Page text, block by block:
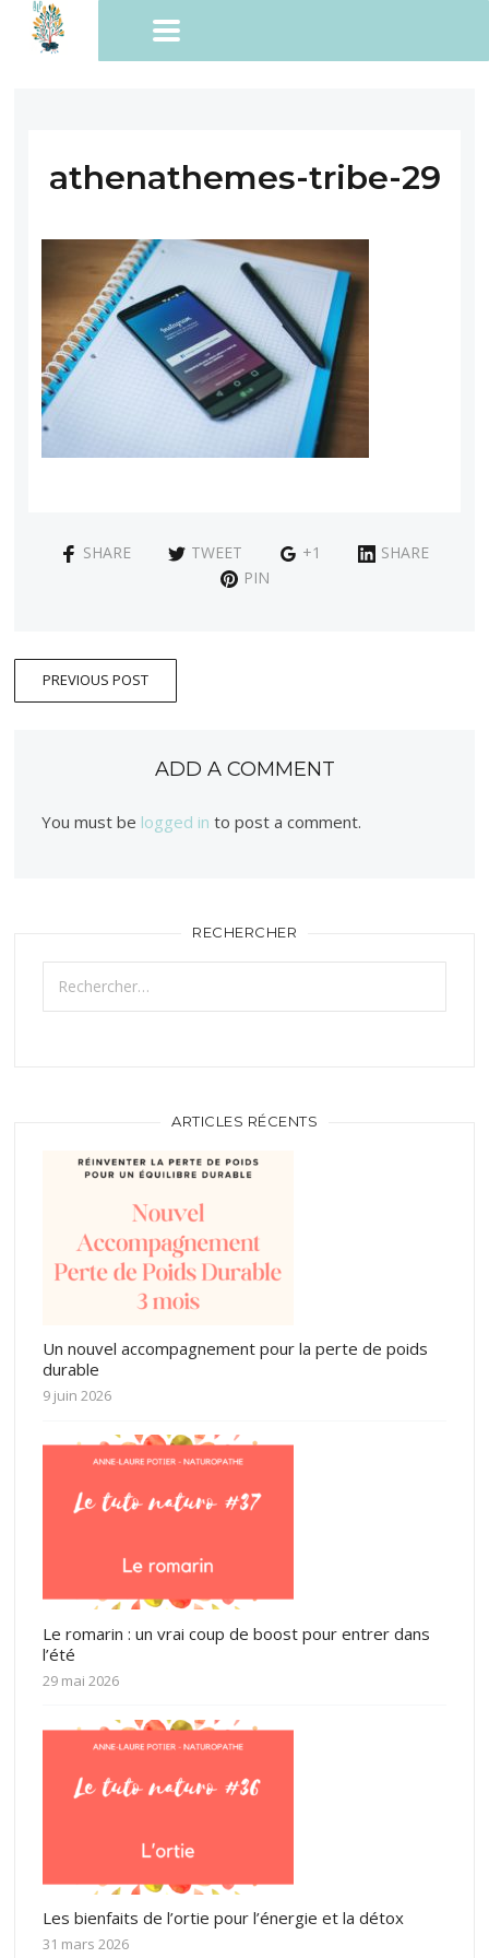
athenathemes-tribe-29
SHARE TWEET +1
SHARE
PIN
PREVIOUS POST
ADD A COMMENT
You must be logged in to post a comment.
RECHERCHER
Rechercher :
ARTICLES RÉCENTS
Un nouvel accompagnement pour la perte de poids
durable
9 juin 2026
Le romarin : un vrai coup de boost pour entrer dans
l’été
29 mai 2026
Les bienfaits de l’ortie pour l’énergie et la détox
31 mars 2026